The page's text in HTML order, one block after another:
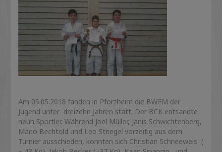
Am 05.05.2018 fanden in Pforzheim die BWEM der
Jugend unter dreizehn Jahren statt. Der BCK entsandte
neun Sportler. Während Joel Müller, Janis Schwichtenberg,
Mario Bechtold und Leo Striegel vorzeitig aus dem
Turnier ausschieden, konnten sich Christian Schneeweis (